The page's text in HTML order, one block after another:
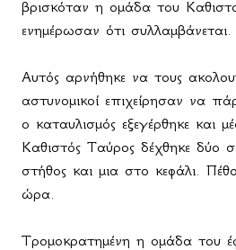
βρισκόταν η ομάδα του
ενημέρωσαν ότι συλλαμβάνεται.
Αυτός αρνήθηκε να τους
αστυνομικοί επιχείρησαν να
ο καταυλισμός εξεγέρθηκε και
Καθιστός Ταύρος δέχθηκε δύο
στήθος και μια στο κεφάλι.
ώρα.
Τρομοκρατημένη η ομάδα του